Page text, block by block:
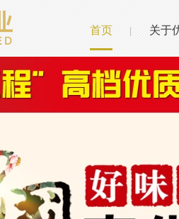
首页 关于